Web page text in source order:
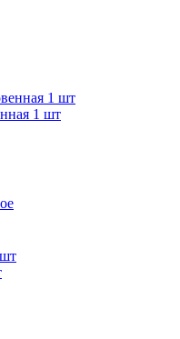
1 шт